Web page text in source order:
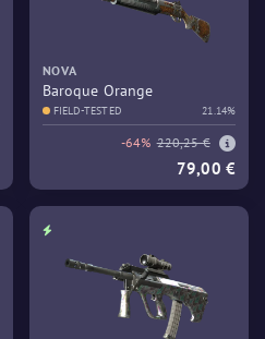
NOVA
Baroque Orange
FIELD-TESTED 21.14%
-64% 220,25 €
79,00 €